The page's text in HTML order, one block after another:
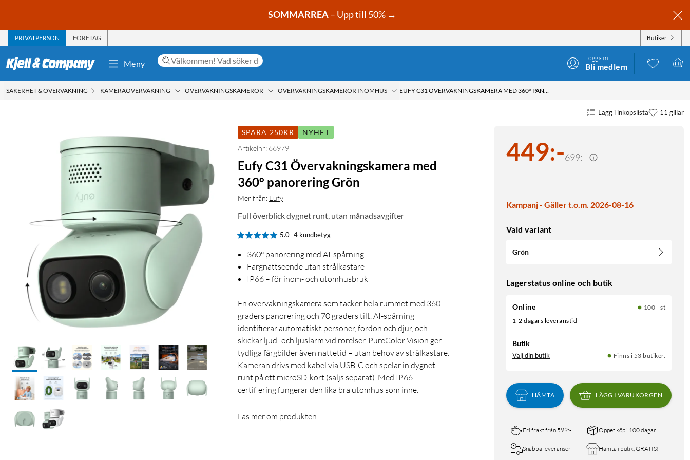
SOMMARREA– Upp till 50% →
PRIVATPERSON FÖRETAG Butiker
Meny
Logga in
Bli medlem
SÄKERHET & ÖVERVAKNING KAMERAÖVERVAKNING ÖVERVAKNINGSKAMEROR ÖVERVAKNINGSKAMEROR INOMHUS EUFY C31 ÖVERVAKNINGSKAMERA MED 360° PANORERING GRÖN
Lägg i inköpslista 11 gillar
449:-699:-
Kampanj - Gäller t.o.m. 2026-08-16
Vald variant
Grön
Lagerstatus online och butik
Online
100+ st
1-2 dagars leveranstid
Butik
Välj din butik Finns i 53 butiker.
HÄMTA LÄGG I VARUKORGEN
Fri frakt från 599:- Öppet köp i 100 dagar
Snabba leveranser Hämta i butik, GRATIS!
SPARA 250KR
NYHET
Artikelnr: 66979
Eufy C31 Övervakningskamera med
360° panorering Grön
Mer från: Eufy
Full överblick dygnet runt, utan månadsavgifter
5.0 4 kundbetyg
360° panorering med AI-spårning
Färgnattseende utan strålkastare
IP66 – för inom- och utomhusbruk
En övervakningskamera som täcker hela rummet med 360
graders panorering och 70 graders tilt. AI-spårning
identifierar automatiskt personer, fordon och djur, och
skickar ljud- och ljuslarm vid rörelser. PureColor Vision ger
tydliga färgbilder även nattetid – utan behov av strålkastare.
Kameran drivs med kabel via USB-C och spelar in dygnet
runt på ett microSD-kort (säljs separat). Med IP66-
certifiering fungerar den lika bra utomhus som inne.
Läs mer om produkten